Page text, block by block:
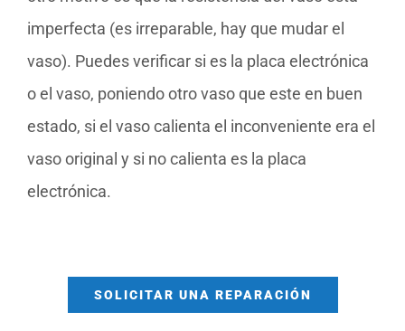
imperfecta (es irreparable, hay que mudar el
vaso). Puedes verificar si es la placa electrónica
o el vaso, poniendo otro vaso que este en buen
estado, si el vaso calienta el inconveniente era el
vaso original y si no calienta es la placa
electrónica.
SOLICITAR UNA REPARACIÓN